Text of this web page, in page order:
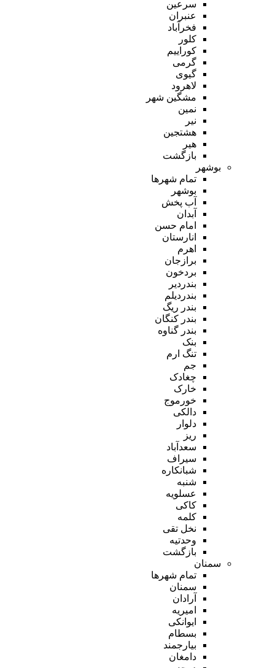
سرعین
عنبران
فخرآباد
کلور
کوراییم
گرمی
گیوی
لاهرود
مشگین شهر
نمین
نیر
هشتجین
هیر
بازگشت
بوشهر
تمام شهر‌ها
بوشهر
آب پخش
آبدان
امام حسن
انارستان
اهرم
برازجان
بردخون
بندردیر
بندردیلم
بندر ریگ
بندر کنگان
بندر گناوه
بنک
تنگ ارم
جم
چغادک
خارک
خورموج
دالکی
دلوار
ریز
سعدآباد
سیراف
شبانکاره
شنبه
عسلویه
کاکی
کلمه
نخل تقی
وحدتیه
بازگشت
سمنان
تمام شهر‌ها
سمنان
آرادان
امیریه
ایوانکی
بسطام
بیارجمند
دامغان